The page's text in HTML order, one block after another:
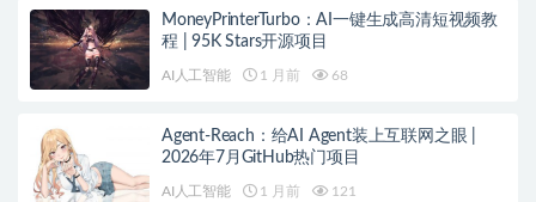
MoneyPrinterTurbo：AI一键生成高清短视频教
程 | 95K Stars开源项目
AI人工智能 1 月前 68
Agent-Reach：给AI Agent装上互联网之眼 |
2026年7月GitHub热门项目
AI人工智能 1 月前 121